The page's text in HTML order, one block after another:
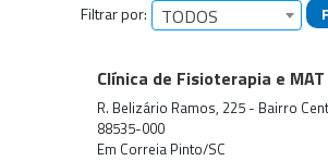
Filtrar por: TODOS
Empresas encontradas
Clínica de Fisioterapia e
R. Belizário Ramos, 225 - Bairro
88535-000
Em Correia Pinto/SC